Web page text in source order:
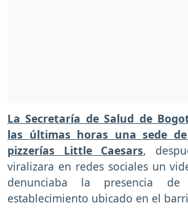
La Secretaría de Salud de
las últimas horas una sede
pizzerías Little Caesars,
viralizara en redes sociales un
denunciaba la presencia
establecimiento ubicado en el